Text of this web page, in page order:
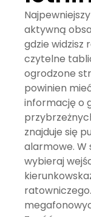
aktywną
gdzie widzisz
czytelne
ogrodzone
powinien
informację o
znajduje się
alarmowe. W
wybieraj